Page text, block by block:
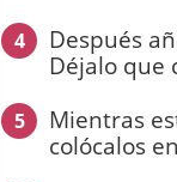
4
Después
Déjalo que
5
Mientras
colócalos